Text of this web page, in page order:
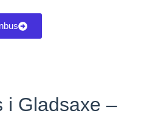
i Gladsaxe –